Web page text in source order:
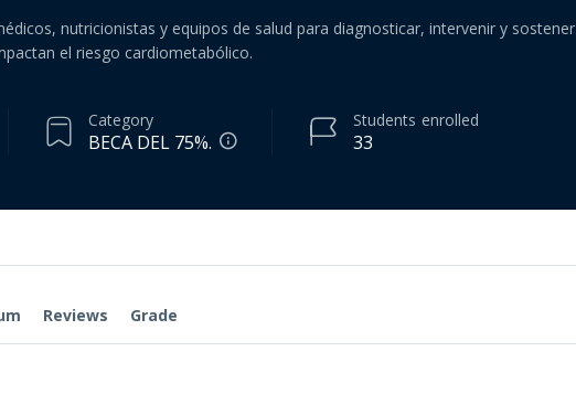
nutricionistas y equipos de salud para diagnosticar, intervenir y sostener
el riesgo cardiometabólico.
Category
BECA DEL 75%. 33
Students enrolled
Reviews Grade